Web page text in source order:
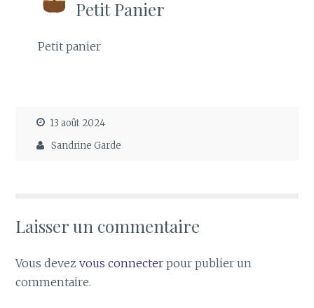
Petit Panier
Petit panier
13 août 2024
Sandrine Garde
Laisser un commentaire
Vous devezvous connecter pour publier un
commentaire.